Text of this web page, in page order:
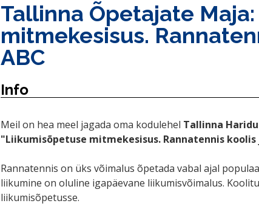
Tallinna Õpetajate
mitmekesisus.
ABC
Info
Meil on hea meel jagada oma kodulehel Tallinna
"Liikumisõpetuse mitmekesisus. Rannatennis
Rannatennis on üks võimalus õpetada vabal ajal
liikumine on oluline igapäevane liikumisvõimalus.
liikumisõpetusse.